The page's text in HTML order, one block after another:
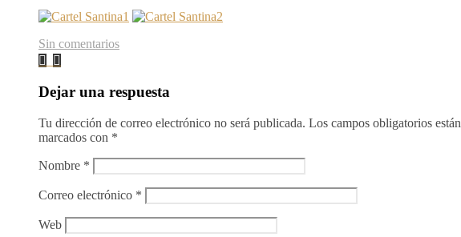
Sin comentarios
Dejar una respuesta
Tu dirección de correo electrónico no será publicada. Los campos obligatorios están
marcados con *
Nombre *
Correo electrónico *
Web